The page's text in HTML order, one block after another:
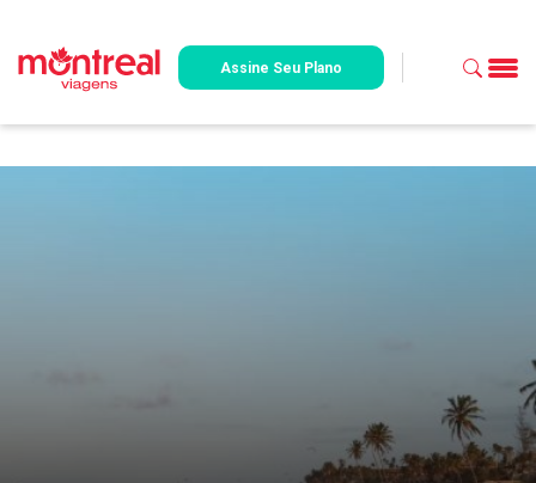
Assine Seu Plano